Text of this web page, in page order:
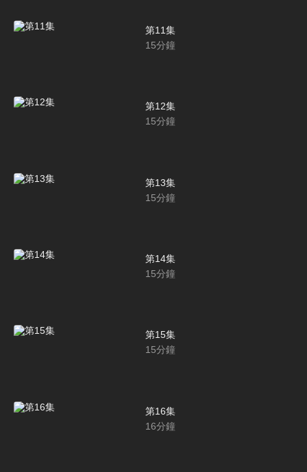
第11集
15分鐘
第12集
15分鐘
第13集
15分鐘
第14集
15分鐘
第15集
15分鐘
第16集
16分鐘